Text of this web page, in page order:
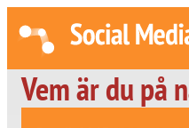
Vem är du på